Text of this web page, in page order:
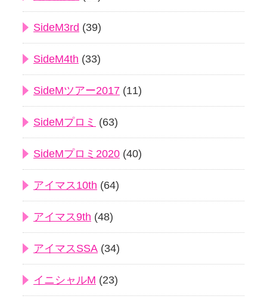
SideM3rd (39)
SideM4th (33)
SideMツアー2017 (11)
SideMプロミ (63)
SideMプロミ2020 (40)
アイマス10th (64)
アイマス9th (48)
アイマスSSA (34)
イニシャルM (23)